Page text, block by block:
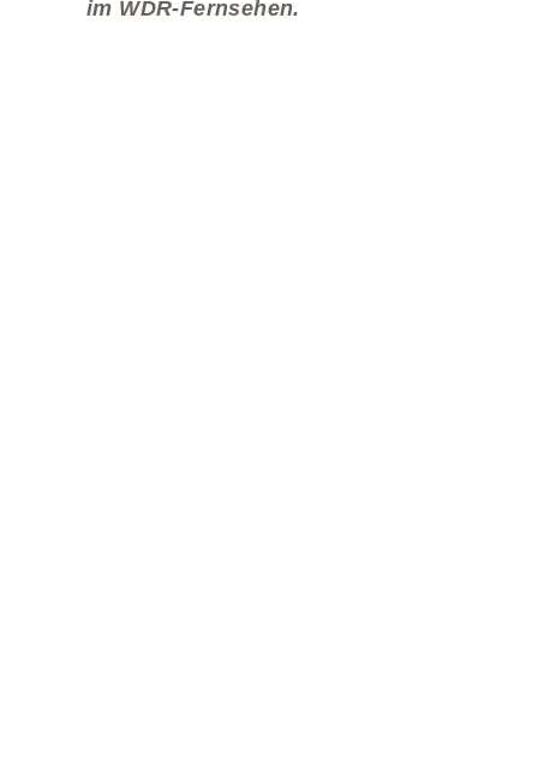
im WDR-Fernsehen.